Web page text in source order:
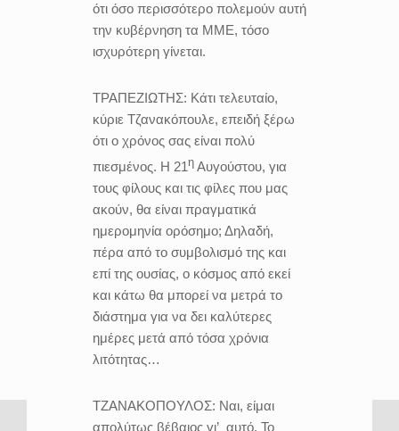
ότι όσο περισσότερο πολεμούν αυτή
την κυβέρνηση τα ΜΜΕ, τόσο
ισχυρότερη γίνεται.
ΤΡΑΠΕΖΙΩΤΗΣ: Κάτι τελευταίο,
κύριε Τζανακόπουλε, επειδή ξέρω
ότι ο χρόνος σας είναι πολύ
πιεσμένος. Η 21η Αυγούστου, για
τους φίλους και τις φίλες που μας
ακούν, θα είναι πραγματικά
ημερομηνία ορόσημο; Δηλαδή,
πέρα από το συμβολισμό της και
επί της ουσίας, ο κόσμος από εκεί
και κάτω θα μπορεί να μετρά το
διάστημα για να δει καλύτερες
ημέρες μετά από τόσα χρόνια
λιτότητας…
ΤΖΑΝΑΚΟΠΟΥΛΟΣ: Ναι, είμαι
απολύτως βέβαιος γι’ αυτό. Το